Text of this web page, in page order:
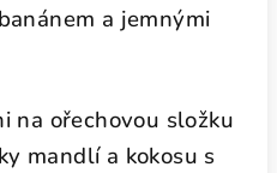
a jemnými
na ořechovou složku
mandlí a kokosu s